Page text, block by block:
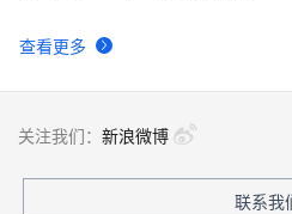
guests from vulnerable hosts
查看更多
关注我们： 新浪微博
联系我